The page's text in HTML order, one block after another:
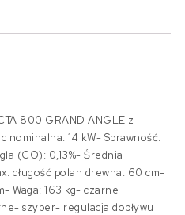
800 GRAND ANGLE z
14 kW- Sprawność:
(CO): 0,13%- Średnia
długość polan drewna: 60 cm-
Waga: 163 kg- czarne
szyber- regulacja dopływu